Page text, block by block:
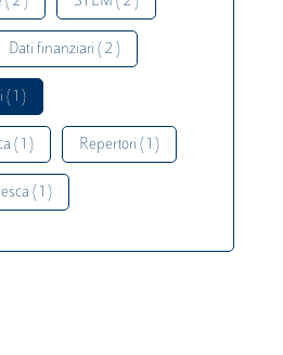
Dati finanziari ( 2 )
1 )
( 1 ) Repertori ( 1 )
( 1 )